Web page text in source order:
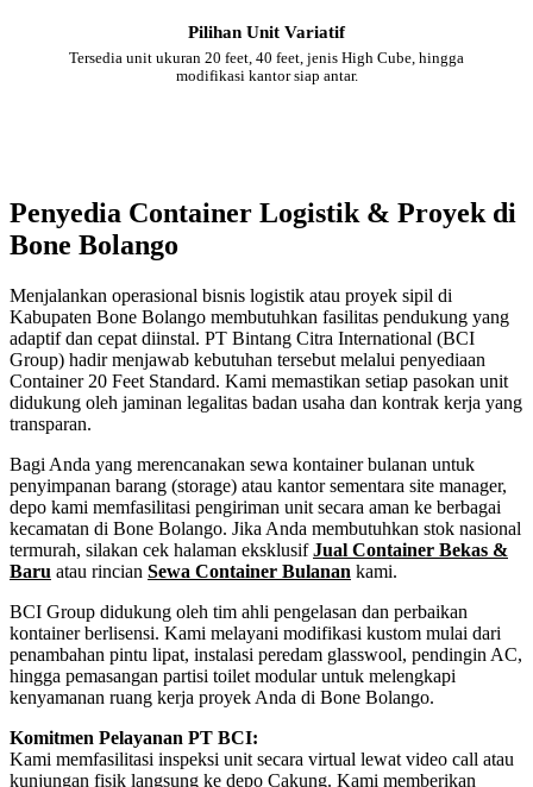
Pilihan Unit Variatif
Tersedia unit ukuran 20 feet, 40 feet, jenis High Cube, hingga
modifikasi kantor siap antar.
Penyedia Container Logistik & Proyek di
Bone Bolango
Menjalankan operasional bisnis logistik atau proyek sipil di
Kabupaten Bone Bolango membutuhkan fasilitas pendukung yang
adaptif dan cepat diinstal. PT Bintang Citra International (BCI
Group) hadir menjawab kebutuhan tersebut melalui penyediaan
Container 20 Feet Standard. Kami memastikan setiap pasokan unit
didukung oleh jaminan legalitas badan usaha dan kontrak kerja yang
transparan.
Bagi Anda yang merencanakan sewa kontainer bulanan untuk
penyimpanan barang (storage) atau kantor sementara site manager,
depo kami memfasilitasi pengiriman unit secara aman ke berbagai
kecamatan di Bone Bolango. Jika Anda membutuhkan stok nasional
termurah, silakan cek halaman eksklusifJual Container Bekas &
Baru atau rincian Sewa Container Bulanan kami.
BCI Group didukung oleh tim ahli pengelasan dan perbaikan
kontainer berlisensi. Kami melayani modifikasi kustom mulai dari
penambahan pintu lipat, instalasi peredam glasswool, pendingin AC,
hingga pemasangan partisi toilet modular untuk melengkapi
kenyamanan ruang kerja proyek Anda di Bone Bolango.
Komitmen Pelayanan PT BCI:
Kami memfasilitasi inspeksi unit secara virtual lewat video call atau
kunjungan fisik langsung ke depo Cakung. Kami memberikan